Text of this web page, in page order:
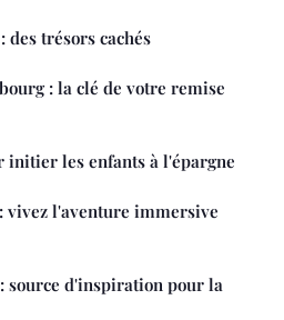
trésors cachés
: la clé de votre remise
initier les enfants à l'épargne
vivez l'aventure immersive
source d'inspiration pour la